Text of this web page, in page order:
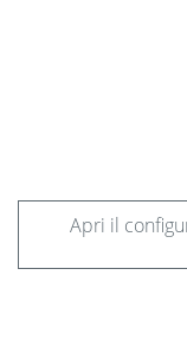
Apri il